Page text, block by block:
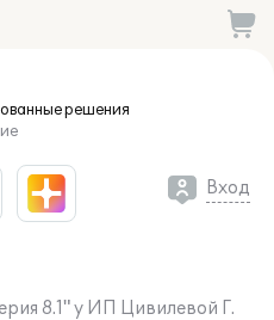
решения
Вход
8.1" у ИП Цивилевой Г.